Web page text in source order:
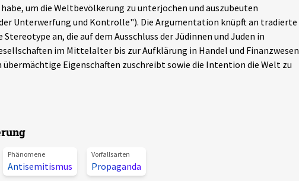
um die Weltbevölkerung zu unterjochen und auszubeuten
Unterwerfung und Kontrolle"). Die Argumentation knüpft an tradierte
an, die auf dem Ausschluss der Jüdinnen und Juden in
im Mittelalter bis zur Aufklärung in Handel und Finanzwesen
übermächtige Eigenschaften zuschreibt sowie die Intention die Welt zu
Phänomene
Antisemitismus
Vorfallsarten
Propaganda